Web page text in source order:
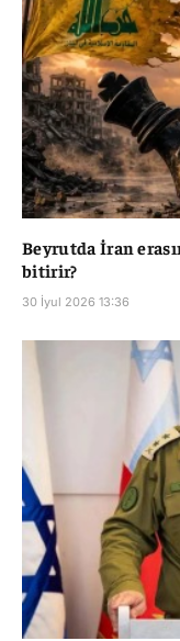
Beyrutda İran
bitirir?
30 İyul 2026 13:36